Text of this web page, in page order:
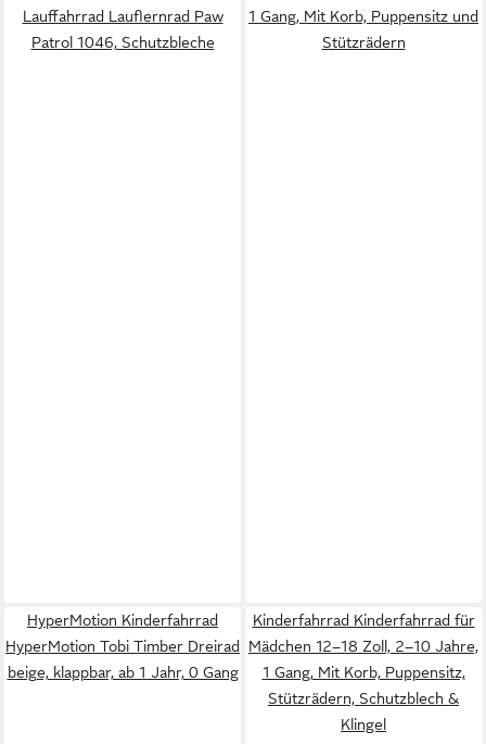
Lauffahrrad Lauflernrad Paw
Patrol 1046, Schutzbleche
1 Gang, Mit Korb, Puppensitz und
Stützrädern
HyperMotion Kinderfahrrad
HyperMotion Tobi Timber Dreirad
beige, klappbar, ab 1 Jahr, 0 Gang
Kinderfahrrad Kinderfahrrad für
Mädchen 12–18 Zoll, 2–10 Jahre,
1 Gang, Mit Korb, Puppensitz,
Stützrädern, Schutzblech &
Klingel